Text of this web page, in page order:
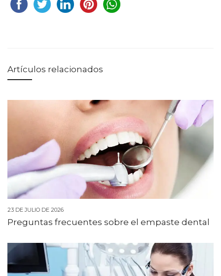
Artículos relacionados
23 DE JULIO DE 2026
Preguntas frecuentes sobre el empaste dental